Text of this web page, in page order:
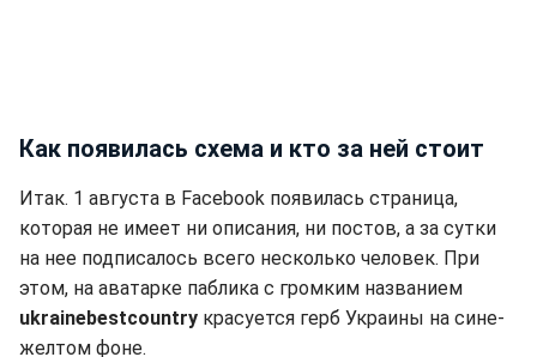
Как появилась схема и кто за ней стоит
Итак. 1 августа в Facebook появилась страница,
которая не имеет ни описания, ни постов, а за сутки
на нее подписалось всего несколько человек. При
этом, на аватарке паблика с громким названием
ukrainebestcountry красуется герб Украины на сине-
желтом фоне.